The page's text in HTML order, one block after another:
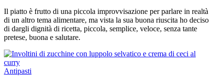
Il piatto è frutto di una piccola improvvisazione per parlare in realtà
di un altro tema alimentare, ma vista la sua buona riuscita ho deciso
di dargli dignità di ricetta, piccola, semplice, veloce, senza tante
pretese, buona e salutare.
Antipasti